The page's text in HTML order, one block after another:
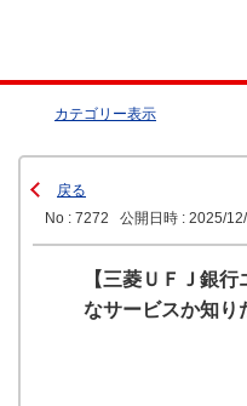
カテゴリー表示
戻る
No : 7272
公開日時 : 2025/
【三菱ＵＦＪ銀
なサービスか知り